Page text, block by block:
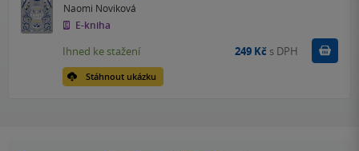
Naomi Noviková
E-kniha
Stáhnout ukázku
Ihned ke stažení 249 Kč s DPH Koupit